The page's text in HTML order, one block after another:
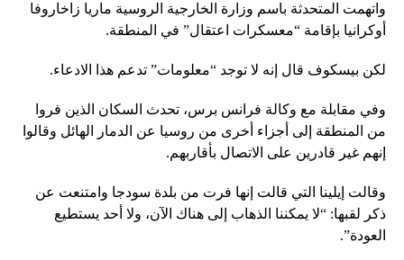
واتهمت المتحدثة باسم وزارة الخارجية الروسية ماريا زاخاروفا
أوكرانيا بإقامة “معسكرات اعتقال” في المنطقة.
لكن بيسكوف قال إنه لا توجد “معلومات” تدعم هذا الادعاء.
وفي مقابلة مع وكالة فرانس برس، تحدث السكان الذين فروا
من المنطقة إلى أجزاء أخرى من روسيا عن الدمار الهائل وقالوا
إنهم غير قادرين على الاتصال بأقاربهم.
وقالت إيلينا التي قالت إنها فرت من بلدة سودجا وامتنعت عن
ذكر لقبها: “لا يمكننا الذهاب إلى هناك الآن، ولا أحد يستطيع
العودة”.